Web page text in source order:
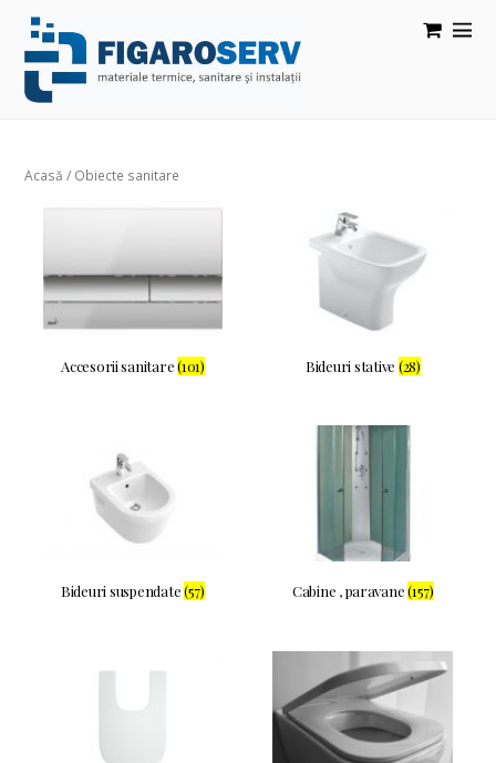
Acasă / Obiecte sanitare
Accesorii sanitare(101) Bideuri stative (28)
Bideuri suspendate(57) Cabine , paravane(157)